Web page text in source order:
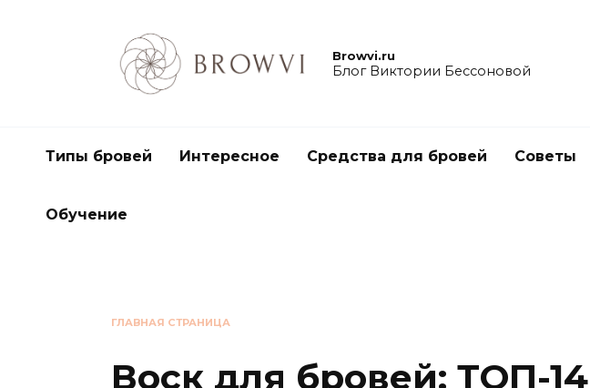
Browvi.ru
Блог Виктории Бессоновой
Типы бровей Интересное Средства для бровей Советы
Обучение
ГЛАВНАЯ СТРАНИЦА
Воск для бровей: ТОП-